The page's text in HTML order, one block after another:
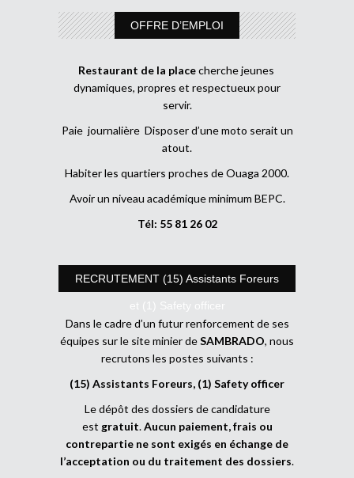
OFFRE D’EMPLOI
Restaurant de la placecherche jeunes
dynamiques, propres et respectueux pour
servir.
Paie journalière Disposer d’une moto serait un
atout.
Habiter les quartiers proches de Ouaga 2000.
Avoir un niveau académique minimum BEPC.
Tél: 55 81 26 02
RECRUTEMENT (15) Assistants Foreurs
et (1) Safety officer
Dans le cadre d’un futur renforcement de ses
équipes sur le site minier deSAMBRADO, nous
recrutons les postes suivants :
(15) Assistants Foreurs, (1) Safety officer
Le dépôt des dossiers de candidature
est gratuit.Aucun paiement, frais ou
contrepartie ne sont exigés en échange de
l’acceptation ou du traitement des dossiers.